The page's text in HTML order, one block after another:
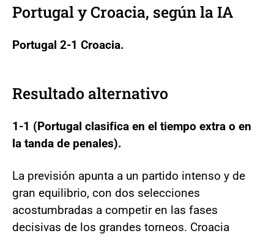
Portugal y Croacia, según la IA
Portugal 2-1 Croacia.
Resultado alternativo
1-1 (Portugal clasifica en el tiempo extra o en
la tanda de penales).
La previsión apunta a un partido intenso y de
gran equilibrio, con dos selecciones
acostumbradas a competir en las fases
decisivas de los grandes torneos. Croacia